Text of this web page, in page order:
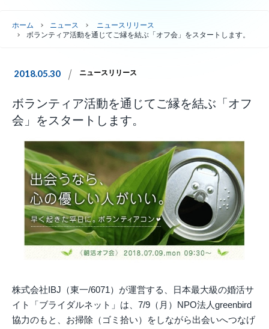
ホーム ニュース
ニュースリリース
ボランティア活動を通じてご縁を結ぶ「オフ会」をスタートします。
2018.05.30 ニュースリリース
ボランティア活動を通じてご縁を結ぶ「オフ
会」をスタートします。
株式会社IBJ（東一/6071）が運営する、日本最大級の婚活サ
イト「ブライダルネット」は、7/9（月）NPO法人greenbird
協力のもと、お掃除（ゴミ拾い）をしながら出会いへつなげ